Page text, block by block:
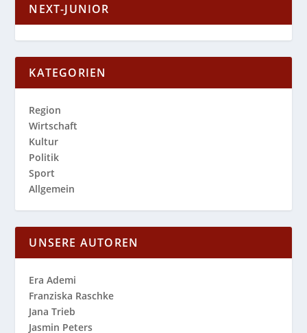
NEXT-JUNIOR
KATEGORIEN
Region
Wirtschaft
Kultur
Politik
Sport
Allgemein
UNSERE AUTOREN
Era Ademi
Franziska Raschke
Jana Trieb
Jasmin Peters